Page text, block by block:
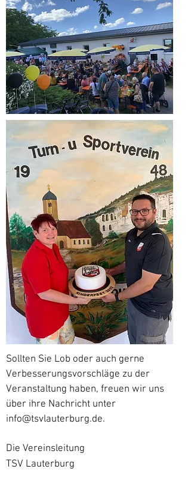
Sollten Sie Lob oder auch gerne
Verbesserungsvorschläge zu der
Veranstaltung haben, freuen wir uns
über ihre Nachricht unter
info@tsvlauterburg.de.
Die Vereinsleitung
TSV Lauterburg